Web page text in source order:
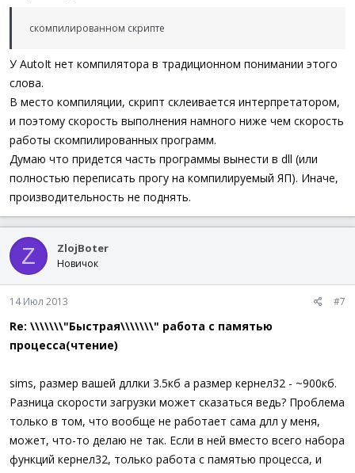
скомпилированном скрипте
У AutoIt нет компилятора в традиционном понимании этого
слова.
В место компиляции, скрипт склеивается интерпретатором,
и поэтому скорость выполнения намного ниже чем скорость
работы скомпилированных программ.
Думаю что придется часть программы вынести в dll (или
полностью переписать прогу на компилируемый ЯП). Иначе,
производительность не поднять.
Z ZlojBoter
Новичок
14 Июл 2013 #7
Re: \\\\\\\"Быстрая\\\\\\\" работа с памятью
процесса(чтение)
sims, размер вашей дллки 3.5кб а размер кернел32 - ~900кб.
Разница скорости загрузки может сказаться ведь? Проблема
только в том, что вообще не работает сама длл у меня,
может, что-то делаю не так. Если в ней вместо всего набора
функций кернел32, только работа с памятью процесса, и